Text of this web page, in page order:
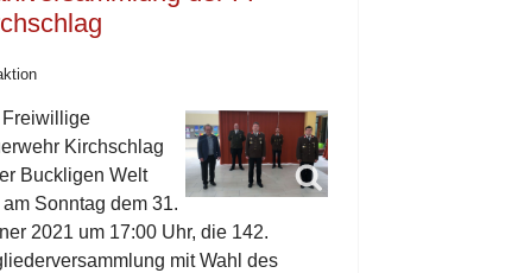
Freiwillige
Kirchschlag
Buckligen Welt
am Sonntag dem 31.
2021 um 17:00 Uhr, die 142.
mit Wahl des